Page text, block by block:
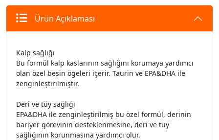
Ürün Açıklaması
Kalp sağlığı
Bu formül kalp kaslarının sağlığını korumaya yardımcı
olan özel besin ögeleri içerir. Taurin ve EPA&DHA ile
zenginleştirilmiştir.
Deri ve tüy sağlığı
EPA&DHA ile zenginleştirilmiş bu özel formül, derinin
bariyer görevinin desteklenmesine, deri ve tüy
sağlığının korunmasına yardımcı olur.